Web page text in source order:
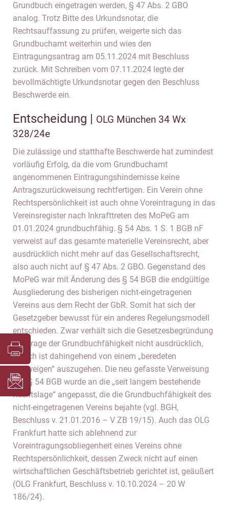
Grundbuch eingetragen werden, § 47 Abs. 2 GBO
analog. Trotz Bitte des Urkundsnotar, die
Rechtsauffassung zu prüfen, weigerte sich das
Grundbuchamt weiterhin und wies den
Eintragungsantrag am 05.11.2024 mit Beschluss
zurück. Mit Schreiben vom 07.11.2024 legte der
bevollmächtigte Urkundsnotar gegen den Beschluss
Beschwerde ein.
Entscheidung | OLG München 34 Wx
328/24e
Die zulässige und statthafte Beschwerde hat zumindest
vorläufig Erfolg, da die vom Grundbuchamt
angenommenen Eintragungshindernisse keine
Antragszurückweisung rechtfertigen. Ein Verein ohne
Rechtspersönlichkeit ist auch ohne Voreintragung in das
Vereinsregister nach Inkrafttreten des MoPeG am
01.01.2024 grundbuchfähig. § 54 Abs. 1 S. 1 BGB nF
verweist auf das gesamte materielle Vereinsrecht, aber
ausdrücklich nicht mehr auf das Gesellschaftsrecht,
also auch nicht auf § 47 Abs. 2 GBO. Gegenstand des
MoPeG war mit Änderung des § 54 BGB die endgültige
Ausgliederung des bisherigen nicht-eingetragenen
Vereins aus dem Recht der GbR. Somit hat sich der
Gesetzgeber bewusst für ein anderes Regelungsmodell
entschieden. Zwar verhält sich die Gesetzesbegründung
zur Frage der Grundbuchfähigkeit nicht ausdrücklich,
jedoch ist dahingehend von einem „beredeten
Schweigen“ auszugehen. Die neu gefasste Verweisung
des § 54 BGB wurde an die „seit langem bestehende
Rechtslage“ angepasst, die die Grundbuchfähigkeit des
nicht-eingetragenen Vereins bejahte (vgl. BGH,
Beschluss v. 21.01.2016 – V ZB 19/15). Auch das OLG
Frankfurt hatte sich ablehnend zur
Voreintragungsobliegenheit eines Vereins ohne
Rechtspersönlichkeit, dessen Zweck nicht auf einen
wirtschaftlichen Geschäftsbetrieb gerichtet ist, geäußert
(OLG Frankfurt, Beschluss v. 10.10.2024 – 20 W
186/24).